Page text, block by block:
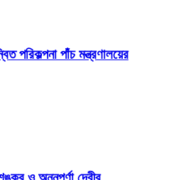
পরিকল্পনা পাঁচ মন্ত্রণালয়ের